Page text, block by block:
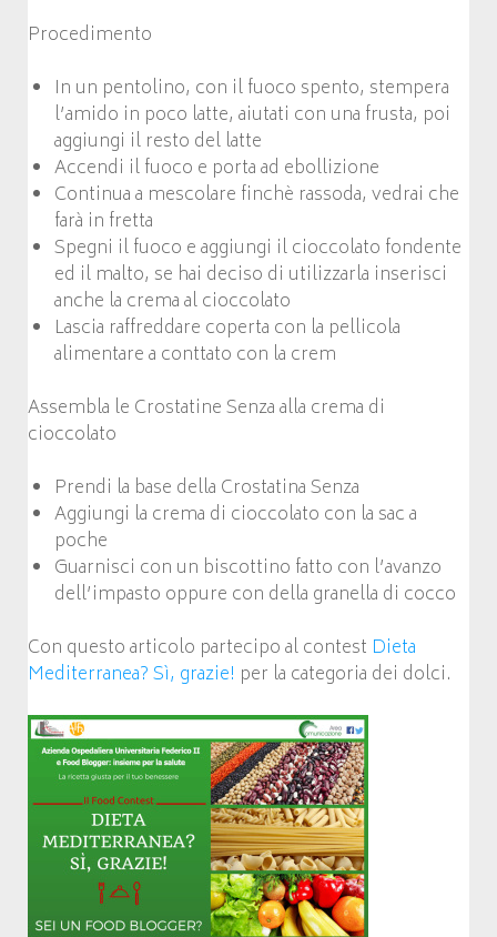
Procedimento
In un pentolino, con il fuoco spento, stempera
l’amido in poco latte, aiutati con una frusta, poi
aggiungi il resto del latte
Accendi il fuoco e porta ad ebollizione
Continua a mescolare finchè rassoda, vedrai che
farà in fretta
Spegni il fuoco e aggiungi il cioccolato fondente
ed il malto, se hai deciso di utilizzarla inserisci
anche la crema al cioccolato
Lascia raffreddare coperta con la pellicola
alimentare a conttato con la crem
Assembla le Crostatine Senza alla crema di
cioccolato
Prendi la base della Crostatina Senza
Aggiungi la crema di cioccolato con la sac a
poche
Guarnisci con un biscottino fatto con l’avanzo
dell’impasto oppure con della granella di cocco
Con questo articolo partecipo al contest Dieta
Mediterranea? Sì, grazie! per la categoria dei dolci.